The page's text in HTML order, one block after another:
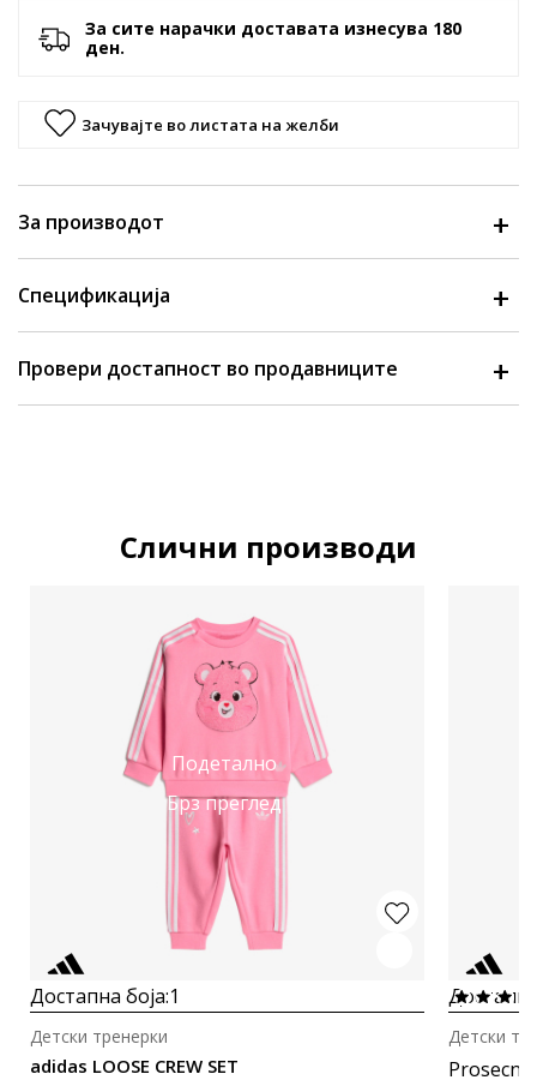
За сите нарачки доставата изнесува 180
ден.
Зачувајте во листата на желби
За производот
Спецификација
Провери достапност во продавниците
Слични производи
Подетално
Брз преглед
Достапна боја:1
adidas LOOSE CREW SET
Детски тренерки Детски